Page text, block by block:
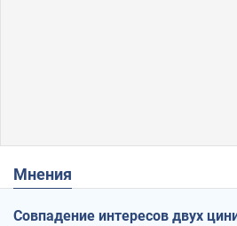
Мнения
Совпадение интересов двух